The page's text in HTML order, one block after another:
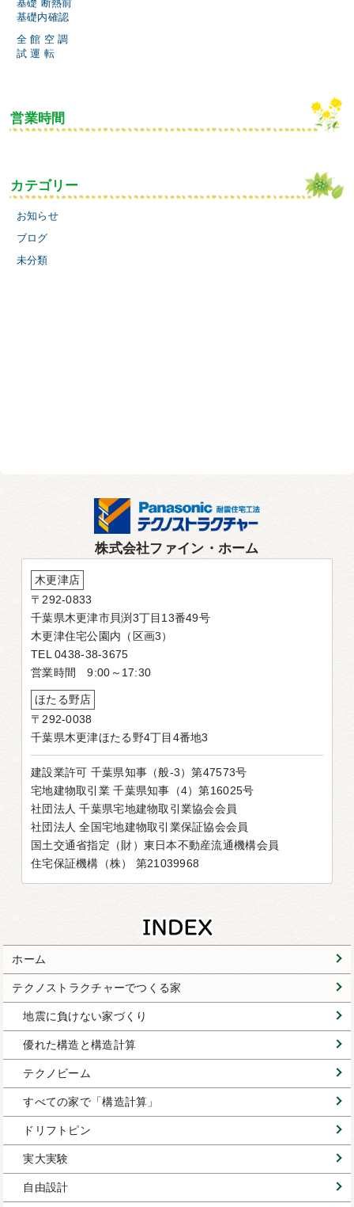
基礎 断熱前
基礎内確認
全 館 空 調
試 運 転
営業時間
カテゴリー
お知らせ
ブログ
未分類
株式会社ファイン・ホーム
木更津店
〒292-0833
千葉県木更津市貝渕3丁目13番49号
木更津住宅公園内（区画3）
TEL 0438-38-3675
営業時間 9:00～17:30
ほたる野店
〒292-0038
千葉県木更津ほたる野4丁目4番地3
建設業許可 千葉県知事（般-3）第47573号
宅地建物取引業 千葉県知事（4）第16025号
社団法人 千葉県宅地建物取引業協会会員
社団法人 全国宅地建物取引業保証協会会員
国土交通省指定（財）東日本不動産流通機構会員
住宅保証機構（株） 第21039968
ホーム
テクノストラクチャーでつくる家
地震に負けない家づくり
優れた構造と構造計算
テクノビーム
すべての家で「構造計算」
ドリフトピン
実大実験
自由設計